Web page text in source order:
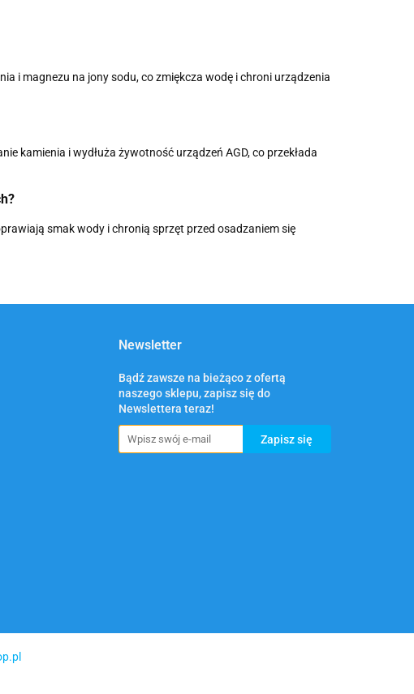
i magnezu na jony sodu, co zmiękcza wodę i chroni urządzenia
kamienia i wydłuża żywotność urządzeń AGD, co przekłada
smak wody i chronią sprzęt przed osadzaniem się
Newsletter
Bądź zawsze na bieżąco z ofertą
naszego sklepu, zapisz się do
Newslettera teraz!